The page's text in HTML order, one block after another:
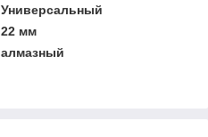
Универсальный
22 мм
алмазный